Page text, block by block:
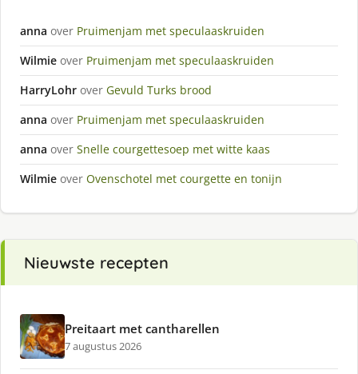
anna over Pruimenjam met speculaaskruiden
Wilmie over Pruimenjam met speculaaskruiden
HarryLohr over Gevuld Turks brood
anna over Pruimenjam met speculaaskruiden
anna over Snelle courgettesoep met witte kaas
Wilmie over Ovenschotel met courgette en tonijn
Nieuwste recepten
Preitaart met cantharellen
7 augustus 2026